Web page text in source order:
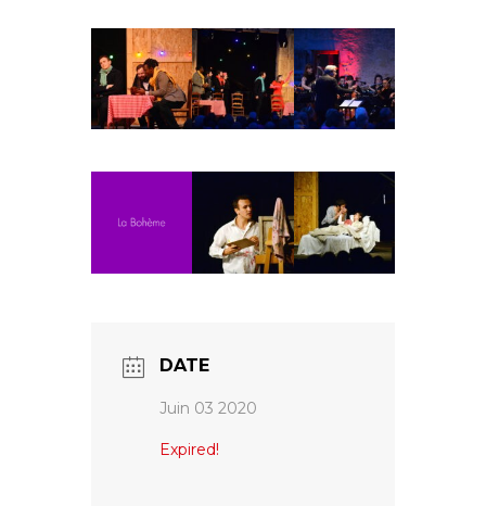
Fuoco Jazz
Archives
Vidéos
Galerie
Presse
Nous soutenir
DATE
Juin 03 2020
Expired!